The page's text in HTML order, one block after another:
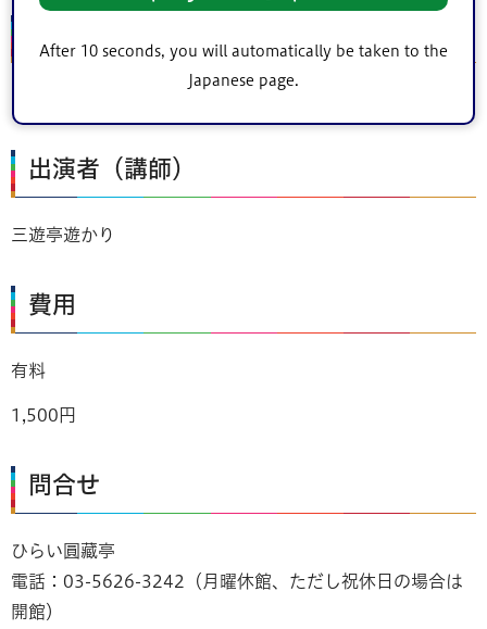
After 10 seconds, you will automatically be taken to the
Japanese page.
出演者（講師）
三遊亭遊かり
費用
有料
1,500円
問合せ
ひらい圓藏亭
電話：03-5626-3242（月曜休館、ただし祝休日の場合は
開館）